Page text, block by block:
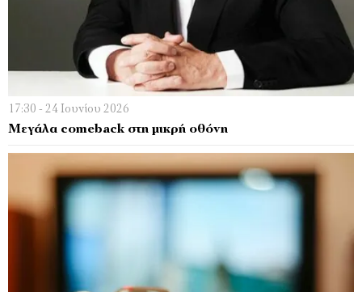
17:30 - 24 Ιουνίου 2026
Μεγάλα comeback στη μικρή οθόνη